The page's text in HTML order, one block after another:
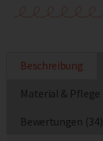
Beschreibung
Material & Pflege
Bewertungen (34)